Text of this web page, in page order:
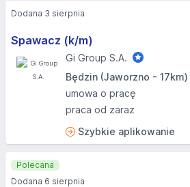
Spawacz (k/m)
Gi Group S.A.
Będzin (Jaworzno - 17km)
umowa o pracę
praca od zaraz
Szybkie aplikowanie
Dodana 3 sierpnia
Polecana
Dodana 6 sierpnia